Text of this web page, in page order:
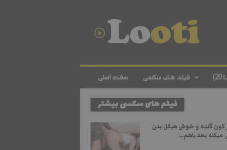
صفحه اصلی فیلم های سکسی
فیلم های سکسی بیشتر
کون گنده و خوش هیکل بدن
میکنه بعد باهم...